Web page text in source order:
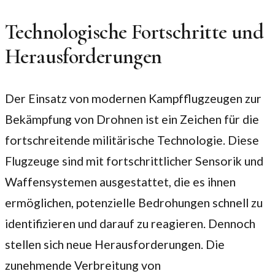
Technologische Fortschritte und
Herausforderungen
Der Einsatz von modernen Kampfflugzeugen zur
Bekämpfung von Drohnen ist ein Zeichen für die
fortschreitende militärische Technologie. Diese
Flugzeuge sind mit fortschrittlicher Sensorik und
Waffensystemen ausgestattet, die es ihnen
ermöglichen, potenzielle Bedrohungen schnell zu
identifizieren und darauf zu reagieren. Dennoch
stellen sich neue Herausforderungen. Die
zunehmende Verbreitung von